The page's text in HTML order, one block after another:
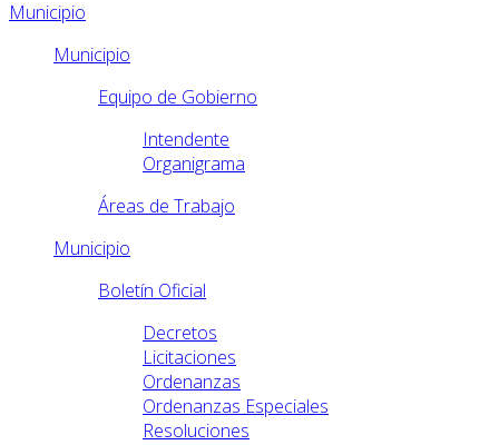
Municipio
Municipio
Equipo de Gobierno
Intendente
Organigrama
Áreas de Trabajo
Municipio
Boletín Oficial
Decretos
Licitaciones
Ordenanzas
Ordenanzas Especiales
Resoluciones